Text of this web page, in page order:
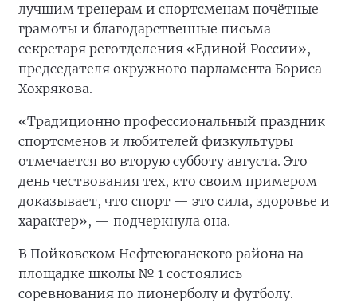
лучшим тренерам и спортсменам почётные
грамоты и благодарственные письма
секретаря реготделения «Единой России»,
председателя окружного парламента Бориса
Хохрякова.
«Традиционно профессиональный праздник
спортсменов и любителей физкультуры
отмечается во вторую субботу августа. Это
день чествования тех, кто своим примером
доказывает, что спорт — это сила, здоровье и
характер», — подчеркнула она.
В Пойковском Нефтеюганского района на
площадке школы № 1 состоялись
соревнования по пионерболу и футболу.